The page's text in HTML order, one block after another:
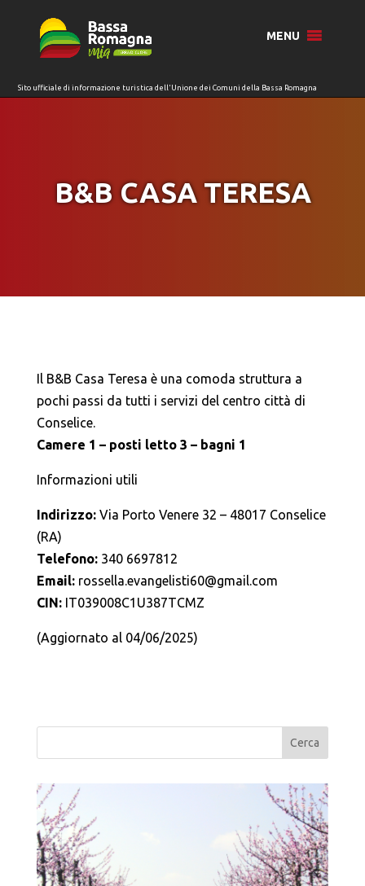
MENU
B&B CASA TERESA
Il B&B Casa Teresa è una comoda struttura a
pochi passi da tutti i servizi del centro città di
Conselice.
Camere 1 – posti letto 3 – bagni 1
Informazioni utili
Indirizzo: Via Porto Venere 32 – 48017 Conselice
(RA)
Telefono: 340 6697812
Email: rossella.evangelisti60@gmail.com
CIN:IT039008C1U387TCMZ
(Aggiornato al 04/06/2025)